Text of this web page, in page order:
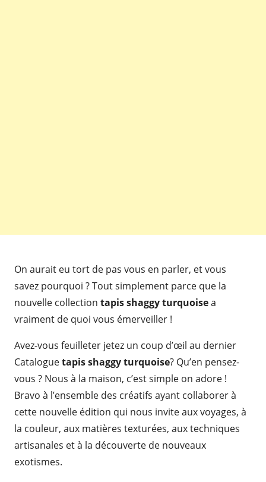
On aurait eu tort de pas vous en parler, et vous
savez pourquoi ? Tout simplement parce que la
nouvelle collection tapis shaggy turquoisea
vraiment de quoi vous émerveiller !
Avez-vous feuilleter jetez un coup d’œil au dernier
Cataloguetapis shaggy turquoise? Qu’en pensez-
vous ? Nous à la maison, c’est simple on adore !
Bravo à l’ensemble des créatifs ayant collaborer à
cette nouvelle édition qui nous invite aux voyages, à
la couleur, aux matières texturées, aux techniques
artisanales et à la découverte de nouveaux
exotismes.